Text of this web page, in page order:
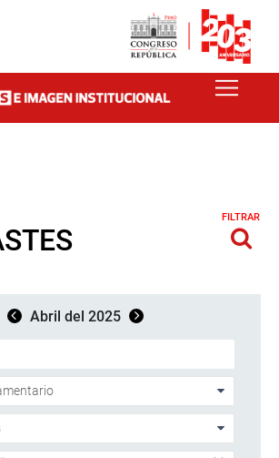
FILTRAR
Abril del 2025